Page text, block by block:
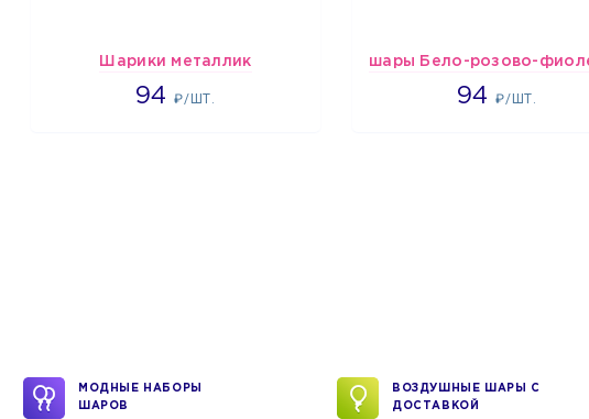
Шарики металлик
94₽/ШТ.
1697
94₽/ШТ.
1697
МОДНЫЕ НАБОРЫ
ШАРОВ
ВОЗДУШНЫЕ ШАРЫ С
ДОСТАВКОЙ